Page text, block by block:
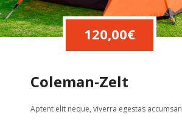
Coleman-Zelt
120,00€
Aptent elit neque, viverra egestas accumsan